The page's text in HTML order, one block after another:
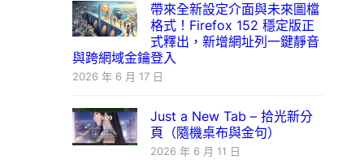
帶來全新設定介面與未來圖檔
格式！Firefox 152 穩定版正
式釋出，新增網址列一鍵靜音
與跨網域金鑰登入
2026 年 6 月 17 日
Just a New Tab – 拾光新分
頁（隨機桌布與金句）
2026 年 6 月 11 日